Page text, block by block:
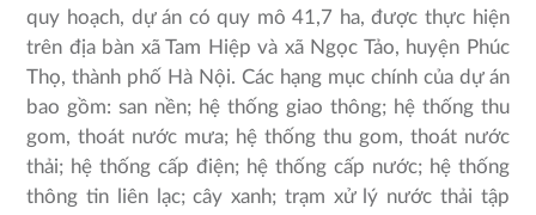
quy hoạch, dự án có quy mô 41,7 ha, được thực hiện
trên địa bàn xã Tam Hiệp và xã Ngọc Tảo, huyện Phúc
Thọ, thành phố Hà Nội. Các hạng mục chính của dự án
bao gồm: san nền; hệ thống giao thông; hệ thống thu
gom, thoát nước mưa; hệ thống thu gom, thoát nước
thải; hệ thống cấp điện; hệ thống cấp nước; hệ thống
thông tin liên lạc; cây xanh; trạm xử lý nước thải tập